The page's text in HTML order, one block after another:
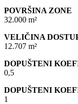
POVRŠINA ZONE
32.000 m²
VELIČINA
12.707 m²
DOPUŠTENI
0,5
DOPUŠTENI
1